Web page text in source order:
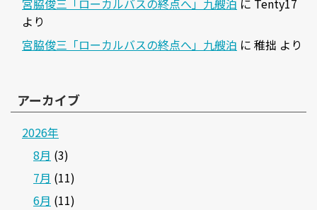
より
宮脇俊三「ローカルバスの終点へ」九艘泊 に 稚拙 より
アーカイブ
2026年
8月 (3)
7月 (11)
6月 (11)